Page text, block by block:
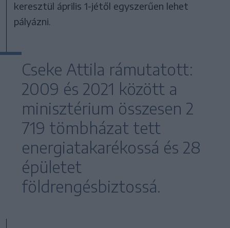
keresztül április 1-jétől egyszerűen lehet
pályázni.
Cseke Attila rámutatott:
2009 és 2021 között a
minisztérium összesen 2
719 tömbházat tett
energiatakarékossá és 28
épületet
földrengésbiztossá.